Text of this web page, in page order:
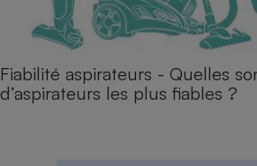
Fiabilité aspirateurs - Quelles
d’aspirateurs les plus fiables ?